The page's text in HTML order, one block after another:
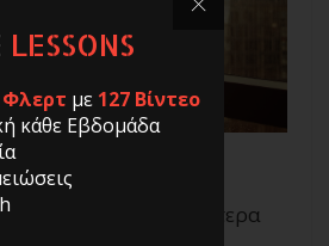
μαθαίνεις περισσότερα
LESSONS
Φλερτ με 127 Βίντεο
κάθε Εβδομάδα